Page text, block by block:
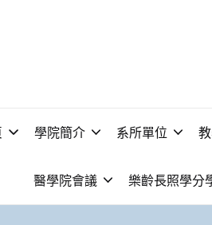
學院簡介 系所單位
醫學院會議 樂齡長照學分